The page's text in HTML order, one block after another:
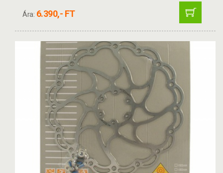
Ára: 6.390,- FT